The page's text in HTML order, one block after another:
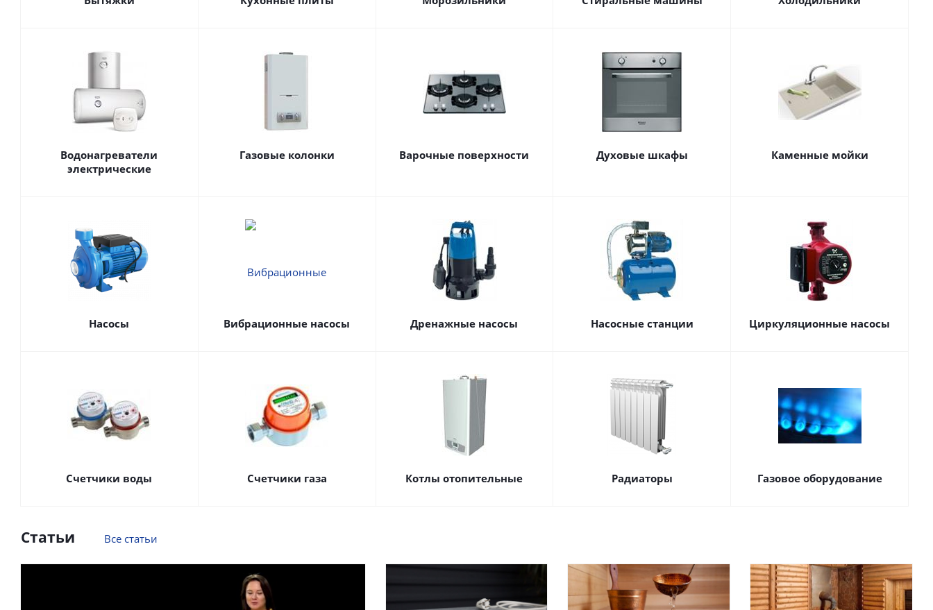
Водонагреватели
электрические
Газовые колонки Варочные поверхности Духовые шкафы Каменные мойки
Насосы Вибрационные насосы Дренажные насосы Насосные станции Циркуляционные насосы
Счетчики воды Счетчики газа Котлы отопительные Радиаторы Газовое оборудование
Статьи Все статьи